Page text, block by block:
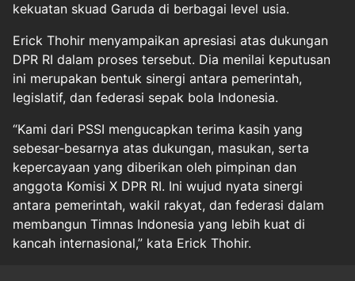
kekuatan skuad Garuda di berbagai level usia.
Erick Thohir menyampaikan apresiasi atas dukungan
DPR RI dalam proses tersebut. Dia menilai keputusan
ini merupakan bentuk sinergi antara pemerintah,
legislatif, dan federasi sepak bola Indonesia.
“Kami dari PSSI mengucapkan terima kasih yang
sebesar-besarnya atas dukungan, masukan, serta
kepercayaan yang diberikan oleh pimpinan dan
anggota Komisi X DPR RI. Ini wujud nyata sinergi
antara pemerintah, wakil rakyat, dan federasi dalam
membangun Timnas Indonesia yang lebih kuat di
kancah internasional,” kata Erick Thohir.